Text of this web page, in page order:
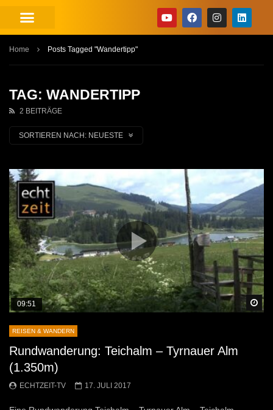
Home Posts Tagged "Wandertipp"
TAG: WANDERTIPP
2 BEITRÄGE
SORTIEREN NACH: NEUESTE
09:51
REISEN & WANDERN
Rundwanderung: Teichalm – Tyrnauer Alm
(1.350m)
ECHTZEIT-TV 17. JULI 2017